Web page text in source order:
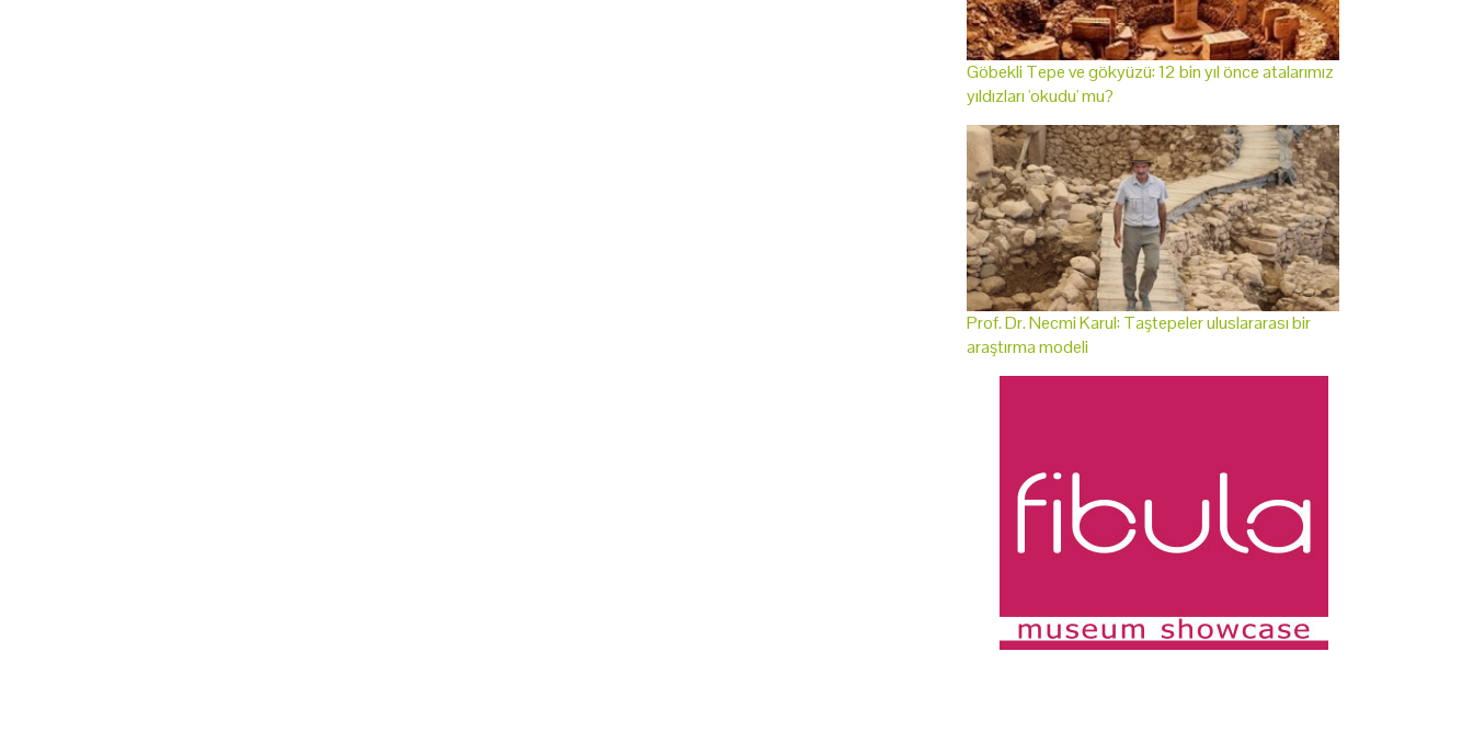
Göbekli Tepe ve gökyüzü: 12 bin yıl önce atalarımız
yıldızları 'okudu' mu?
Prof. Dr. Necmi Karul: Taştepeler uluslararası bir
araştırma modeli